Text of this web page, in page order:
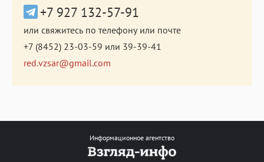
+7 927 132-57-91
или свяжитесь по телефону или почте
+7 (8452) 23-03-59 или 39-39-41
red.vzsar@gmail.com
Информационное агентство